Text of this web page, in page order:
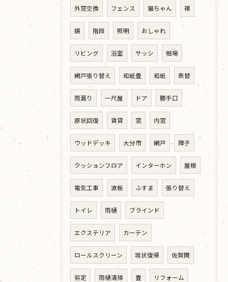
外窓交換 フェンス 猫ちゃん 襖
鏡 階段 照明 おしゃれ
リビング 浴室 サッシ 相場
網戸張り替え 和紙畳 和紙 表替
雨漏り 一尺屋 ドア 勝手口
原状回復 賃貸 窓 内窓
ウッドデッキ 大分市 網戸 障子
クッションフロア インターホン 屋根
電気工事 波板 ふすま 張り替え
トイレ 雨樋 ブラインド
エクステリア カーテン
ロールスクリーン 現状復帰 佐賀関
剪定 雨樋清掃 畳 リフォーム